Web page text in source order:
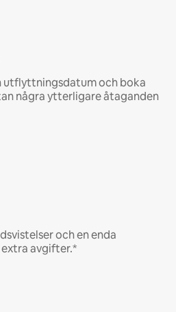
utflyttningsdatum och boka
några ytterligare åtaganden
och en enda
avgifter.*